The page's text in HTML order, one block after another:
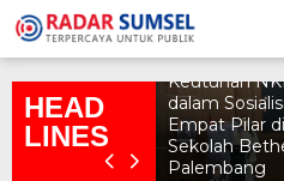
Skip
to
content
HEAD
LINES
Empat
Kebangsaan
RI dr. Ratu
Nilai
di Era
dr. Ratu
Pentingnya
Keutuhan
dalam
Empat Pilar di
Sekolah
Palembang